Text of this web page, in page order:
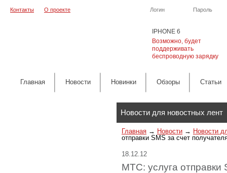
IPHONE 6
Возможно, будет
поддерживать
беспроводную зарядку
Логин Пароль
Контакты О проекте
Главная Новости Новинки Обзоры Cтатьи
Новости для новостных лент
Главная → Новости → Новости
отправки SMS за счет
18.12.12
МТС: услуга отправки